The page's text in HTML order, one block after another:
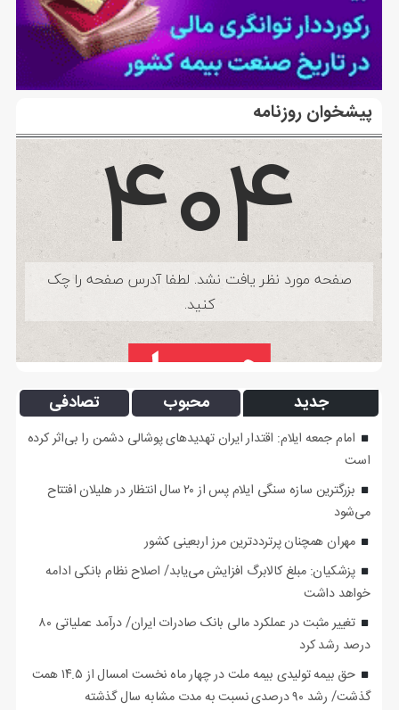
پیشخوان روزنامه
جدید محبوب تصادفی
امام جمعه ایلام: اقتدار ایران تهدیدهای پوشالی دشمن را بی‌اثر کرده
است
بزرگترین سازه سنگی ایلام پس از ۲۰ سال انتظار در هلیلان افتتاح
می‌شود
مهران همچنان پرترددترین مرز اربعینی کشور
پزشکیان: مبلغ کالابرگ افزایش می‌یابد/ اصلاح نظام بانکی ادامه
خواهد داشت
تغییر مثبت در عملکرد مالی بانک صادرات ایران/ درآمد عملیاتی ۸۰
درصد رشد کرد
حق بیمه تولیدی بیمه ملت در چهار ماه نخست امسال از ۱۴.۵ همت
گذشت/ رشد ۹۰ درصدی نسبت به مدت مشابه سال گذشته